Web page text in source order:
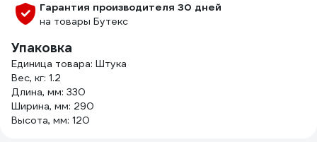
Гарантия производителя 30 дней
на товары Бутекс
Упаковка
Единица товара: Штука
Вес, кг: 1.2
Длина, мм: 330
Ширина, мм: 290
Высота, мм: 120